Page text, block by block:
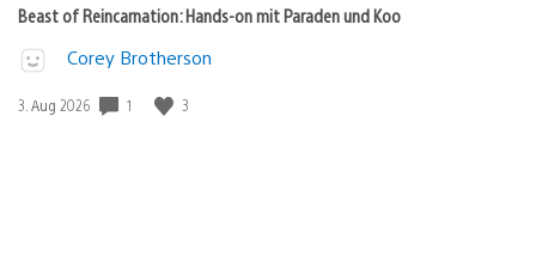
Beast of Reincarnation: Hands-on mit Paraden und Koo
Corey Brotherson
Veröffentlichungsdatum:
3. Aug 2026 1 3